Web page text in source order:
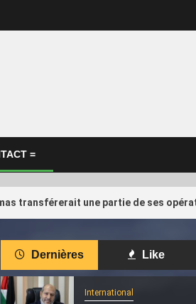
=
transférerait une partie de ses
: pourquoi
4
International
Concours
artistes
Dernières Like
International